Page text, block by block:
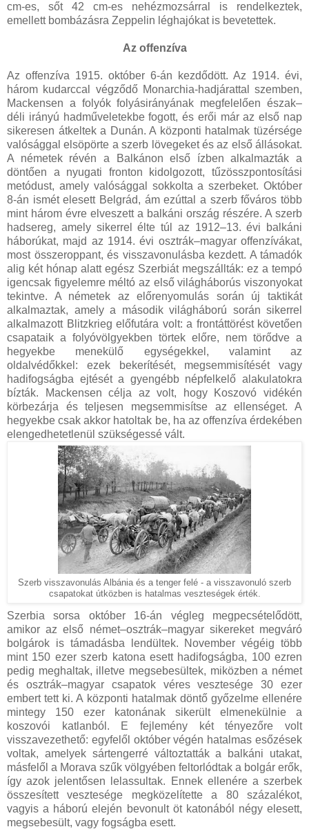
cm-es, sőt 42 cm-es nehézmozsárral is rendelkeztek,
emellett bombázásra Zeppelin léghajókat is bevetettek.
Az offenzíva
Az offenzíva 1915. október 6-án kezdődött. Az 1914. évi,
három kudarccal végződő Monarchia-hadjárattal szemben,
Mackensen a folyók folyásirányának megfelelően észak–
déli irányú hadműveletekbe fogott, és erői már az első nap
sikeresen átkeltek a Dunán. A központi hatalmak tüzérsége
valósággal elsöpörte a szerb lövegeket és az első állásokat.
A németek révén a Balkánon első ízben alkalmazták a
döntően a nyugati fronton kidolgozott, tűzösszpontosítási
metódust, amely valósággal sokkolta a szerbeket. Október
8-án ismét elesett Belgrád, ám ezúttal a szerb főváros több
mint három évre elveszett a balkáni ország részére. A szerb
hadsereg, amely sikerrel élte túl az 1912–13. évi balkáni
háborúkat, majd az 1914. évi osztrák–magyar offenzívákat,
most összeroppant, és visszavonulásba kezdett. A támadók
alig két hónap alatt egész Szerbiát megszállták: ez a tempó
igencsak figyelemre méltó az első világháborús viszonyokat
tekintve. A németek az előrenyomulás során új taktikát
alkalmaztak, amely a második világháború során sikerrel
alkalmazott Blitzkrieg előfutára volt: a frontáttörést követően
csapataik a folyóvölgyekben törtek előre, nem törődve a
hegyekbe menekülő egységekkel, valamint az
oldalvédőkkel: ezek bekerítését, megsemmisítését vagy
hadifogságba ejtését a gyengébb népfelkelő alakulatokra
bízták. Mackensen célja az volt, hogy Koszovó vidékén
körbezárja és teljesen megsemmisítse az ellenséget. A
hegyekbe csak akkor hatoltak be, ha az offenzíva érdekében
elengedhetetlenül szükségessé vált.
Szerb visszavonulás Albánia és a tenger felé - a visszavonuló szerb
csapatokat útközben is hatalmas veszteségek érték.
Szerbia sorsa október 16-án végleg megpecsételődött,
amikor az első német–osztrák–magyar sikereket megváró
bolgárok is támadásba lendültek. November végéig több
mint 150 ezer szerb katona esett hadifogságba, 100 ezren
pedig meghaltak, illetve megsebesültek, miközben a német
és osztrák–magyar csapatok véres vesztesége 30 ezer
embert tett ki. A központi hatalmak döntő győzelme ellenére
mintegy 150 ezer katonának sikerült elmenekülnie a
koszovói katlanból. E fejlemény két tényezőre volt
visszavezethető: egyfelől október végén hatalmas esőzések
voltak, amelyek sártengerré változtatták a balkáni utakat,
másfelől a Morava szűk völgyében feltorlódtak a bolgár erők,
így azok jelentősen lelassultak. Ennek ellenére a szerbek
összesített vesztesége megközelítette a 80 százalékot,
vagyis a háború elején bevonult öt katonából négy elesett,
megsebesült, vagy fogságba esett.